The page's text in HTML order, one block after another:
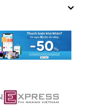
C 1,2M Black được
chất lượng, và có
xuất gia cố bằng
một trong những